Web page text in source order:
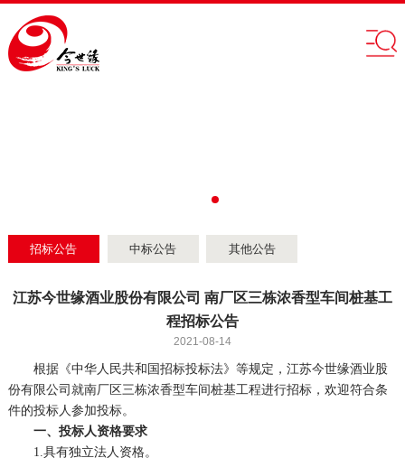
招标公告 中标公告 其他公告
江苏今世缘酒业股份有限公司 南厂区三栋浓香型车间桩基工
程招标公告
2021-08-14
根据《中华人民共和国招标投标法》等规定，江苏今世缘酒业股
份有限公司就南厂区三栋浓香型车间桩基工程进行招标，欢迎符合条
件的投标人参加投标。
一、投标人资格要求
1. 具有独立法人资格。